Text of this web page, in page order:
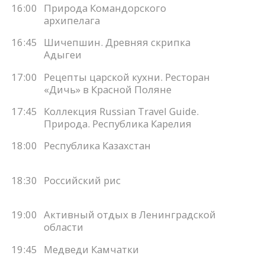
16:00
Природа Командорского
архипелага
16:45
Шичепшин. Древняя скрипка
Адыгеи
17:00
Рецепты царской кухни. Ресторан
«Дичь» в Красной Поляне
17:45
Коллекция Russian Travel Guide.
Природа. Республика Карелия
18:00
Республика Казахстан
18:30 Российский рис
19:00 Активный отдых в Ленинградской
области
19:45
Медведи Камчатки